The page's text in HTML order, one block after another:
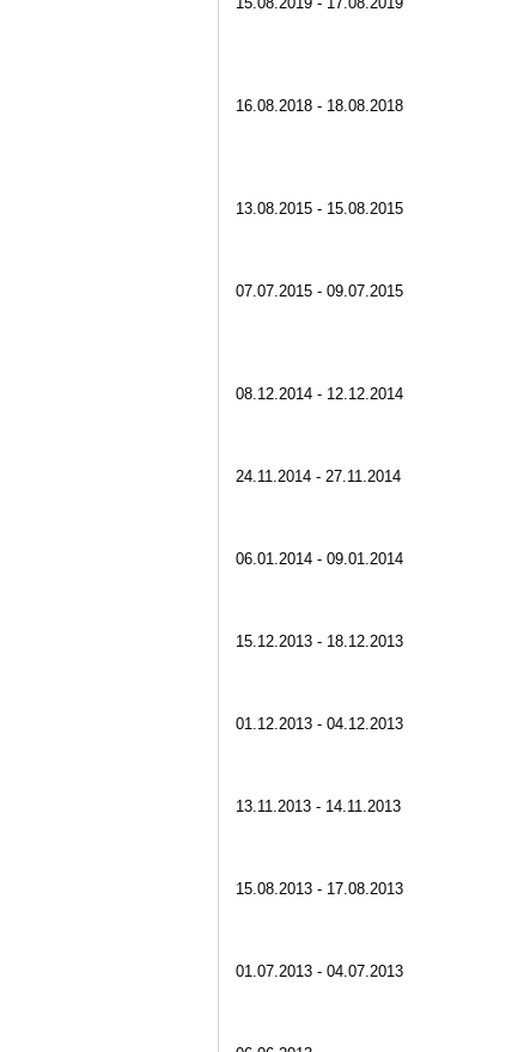
16.08.2018 - 18.08.2018
13.08.2015 - 15.08.2015
07.07.2015 - 09.07.2015
08.12.2014 - 12.12.2014
24.11.2014 - 27.11.2014
06.01.2014 - 09.01.2014
15.12.2013 - 18.12.2013
01.12.2013 - 04.12.2013
13.11.2013 - 14.11.2013
15.08.2013 - 17.08.2013
01.07.2013 - 04.07.2013